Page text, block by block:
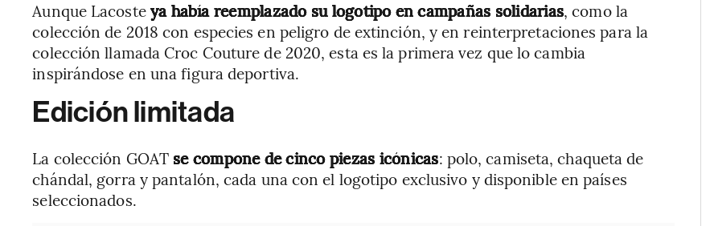
Aunque Lacosteya había reemplazado su logotipo en campañas solidarias, como la
colección de 2018 con especies en peligro de extinción, y en reinterpretaciones para la
colección llamada Croc Couture de 2020, esta es la primera vez que lo cambia
inspirándose en una figura deportiva.
Edición limitada
La colección GOAT se compone de cinco piezas icónicas: polo, camiseta, chaqueta de
chándal, gorra y pantalón, cada una con el logotipo exclusivo y disponible en países
seleccionados.